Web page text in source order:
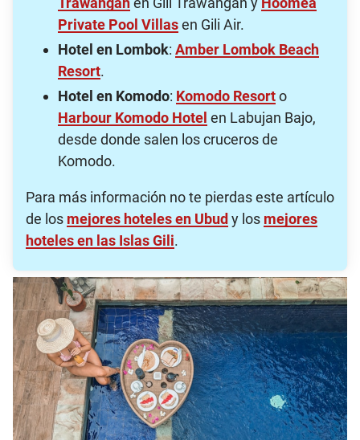
Private Pool Villasen Gili Air.
Hotel en Lombok: Amber Lombok Beach
Resort.
Hotel en Komodo: Komodo Resorto
Harbour Komodo Hotel en Labujan Bajo,
desde donde salen los cruceros de
Komodo.
Para más información no te pierdas este artículo
de los mejores hoteles en Ubud y los mejores
hoteles en las Islas Gili.